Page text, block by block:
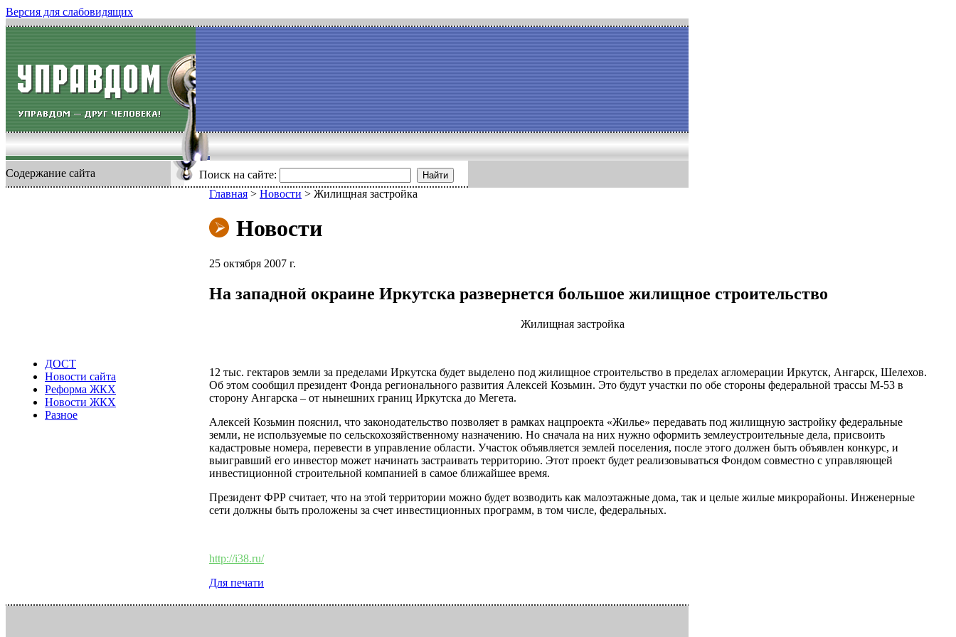
Версия для слабовидящих
Содержание сайта Поиск на сайте: Найти
ДОСТ
Новости сайта
Реформа ЖКХ
Новости ЖКХ
Разное
Главная > Новости > Жилищная застройка
Новости
25 октября 2007 г.
На западной окраине Иркутска развернется большое жилищное строительство
Жилищная застройка
12 тыс. гектаров земли за пределами Иркутска будет выделено под жилищное строительство в пределах агломерации Иркутск, Ангарск, Шелехов.
Об этом сообщил президент Фонда регионального развития Алексей Козьмин. Это будут участки по обе стороны федеральной трассы М-53 в
сторону Ангарска – от нынешних границ Иркутска до Мегета.
Алексей Козьмин пояснил, что законодательство позволяет в рамках нацпроекта «Жилье» передавать под жилищную застройку федеральные
земли, не используемые по сельскохозяйственному назначению. Но сначала на них нужно оформить землеустроительные дела, присвоить
кадастровые номера, перевести в управление области. Участок объявляется землей поселения, после этого должен быть объявлен конкурс, и
выигравший его инвестор может начинать застраивать территорию. Этот проект будет реализовываться Фондом совместно с управляющей
инвестиционной строительной компанией в самое ближайшее время.
Президент ФРР считает, что на этой территории можно будет возводить как малоэтажные дома, так и целые жилые микрорайоны. Инженерные
сети должны быть проложены за счет инвестиционных программ, в том числе, федеральных.
http://i38.ru/
Для печати